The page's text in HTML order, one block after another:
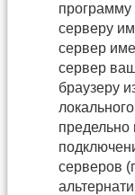
серверу
сервер
сервер
браузеру
локального
предельно
серверов